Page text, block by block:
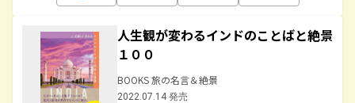
人生観が変わるインドのことばと絶景
１００
BOOKS 旅の名言＆絶景
2022.07.14 発売